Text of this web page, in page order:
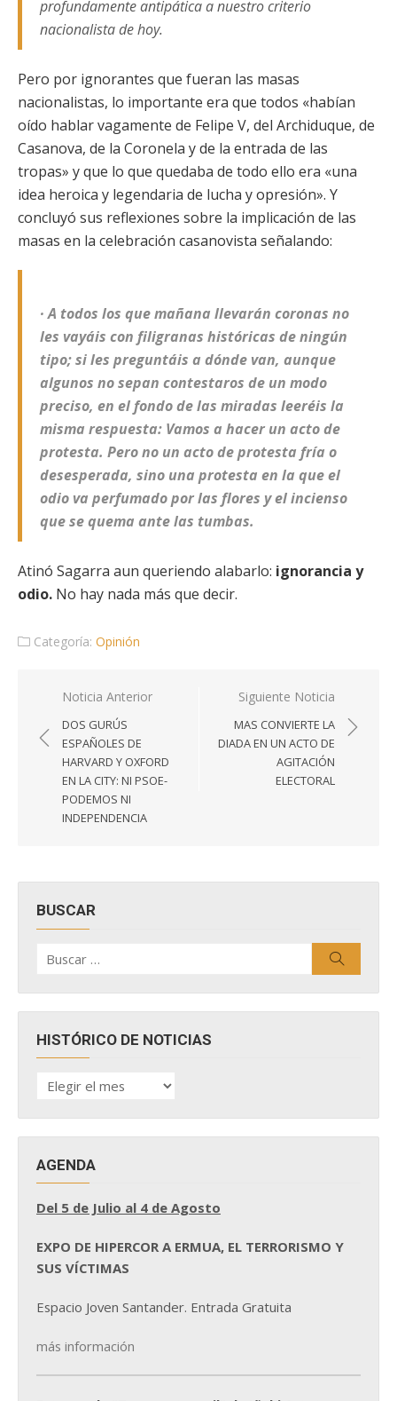
profundamente antipática a nuestro criterio
nacionalista de hoy.
Pero por ignorantes que fueran las masas
nacionalistas, lo importante era que todos «habían
oído hablar vagamente de Felipe V, del Archiduque, de
Casanova, de la Coronela y de la entrada de las
tropas» y que lo que quedaba de todo ello era «una
idea heroica y legendaria de lucha y opresión». Y
concluyó sus reflexiones sobre la implicación de las
masas en la celebración casanovista señalando:
· A todos los que mañana llevarán coronas no
les vayáis con filigranas históricas de ningún
tipo; si les preguntáis a dónde van, aunque
algunos no sepan contestaros de un modo
preciso, en el fondo de las miradas leeréis la
misma respuesta: Vamos a hacer un acto de
protesta. Pero no un acto de protesta fría o
desesperada, sino una protesta en la que el
odio va perfumado por las flores y el incienso
que se quema ante las tumbas.
Atinó Sagarra aun queriendo alabarlo: ignorancia y
odio. No hay nada más que decir.
Categoría: Opinión
Navegación
entradas
Noticia Anterior
DOS GURÚS
ESPAÑOLES DE
HARVARD Y OXFORD
EN LA CITY: NI PSOE-
PODEMOS NI
INDEPENDENCIA
Siguiente Noticia
MAS CONVIERTE LA
DIADA EN UN ACTO DE
AGITACIÓN
ELECTORAL
BUSCAR
por:
HISTÓRICO DE NOTICIAS
HISTÓRICO
DE
AGENDA
Del 5 de Julio al 4 de Agosto
EXPO DE HIPERCOR A ERMUA, EL TERRORISMO Y
SUS VÍCTIMAS
Espacio Joven Santander. Entrada Gratuita
más información